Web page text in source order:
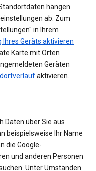
hängen
ab. Zum
in Ihrem
Geräts aktivieren
Karte mit Orten
Geräten
aktivieren.
Daten über Sie aus
beispielsweise Ihr Name
die Google-
und anderen Personen
Unter Umständen